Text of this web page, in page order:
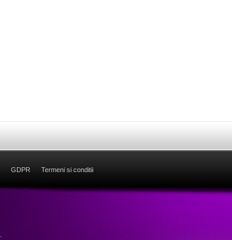
GDPR Termeni si conditii